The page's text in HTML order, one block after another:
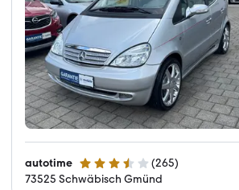
autotime 3.3 Sterne (265)
73525 Schwäbisch Gmünd